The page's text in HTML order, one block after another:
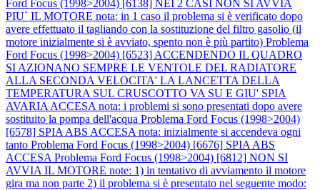
Ford Focus (1998>2004) [6138] NEI 2 CASI NON SI AVVIA
PIU` IL MOTORE nota: in 1 caso il problema si è verificato dopo
avere effettuato il tagliando con la sostituzione del filtro gasolio (il
motore inizialmente si è avviato, spento non è più partito) Problema
Ford Focus (1998>2004) [6523] ACCENDENDO IL QUADRO
SI AZIONANO SEMPRE LE VENTOLE DEL RADIATORE
ALLA SECONDA VELOCITA' LA LANCETTA DELLA
TEMPERATURA SUL CRUSCOTTO VA SU E GIU' SPIA
AVARIA ACCESA nota: i problemi si sono presentati dopo avere
sostituito la pompa dell'acqua Problema Ford Focus (1998>2004)
[6578] SPIA ABS ACCESA nota: inizialmente si accendeva ogni
tanto Problema Ford Focus (1998>2004) [6676] SPIA ABS
ACCESA Problema Ford Focus (1998>2004) [6812] NON SI
AVVIA IL MOTORE note: 1) in tentativo di avviamento il motore
gira ma non parte 2) il problema si è presentato nel seguente modo: